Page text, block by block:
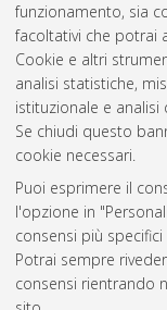
funzionamento, sia
facoltativi che potrai
Cookie e altri
analisi statistiche,
istituzionale e
Se chiudi questo
cookie necessari.
Puoi esprimere il
l'opzione in
consensi più
Potrai sempre
consensi rientrando
Atom
Rss 1.0
Rss 2.0